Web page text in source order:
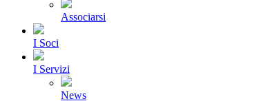
Associarsi
I Soci
I Servizi
News